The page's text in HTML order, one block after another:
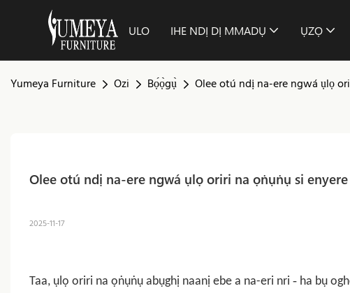
ULO IHE NDỊ DỊ MMADỤ ỤZỌ
Yumeya Furniture Ozi Bọ́ọ̀gụ̀ Olee otú ndị na-ere ngwá ụlọ
Olee otú ndị na-ere ngwá ụlọ oriri na ọṅụṅụ si
2025-11-17
Taa, ụlọ oriri na ọṅụṅụ abụghị naanị ebe a na-eri nri - ha bụ